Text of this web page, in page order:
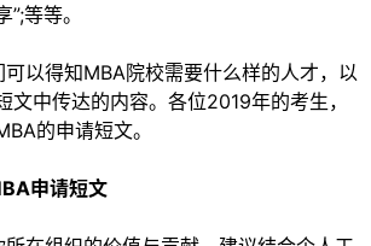
等等。
得知MBA院校需要什么样的人才，以
文中传达的内容。各位2019年的考生，
的申请短文。
申请短文